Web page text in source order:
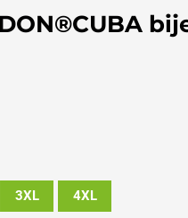
3XL 4XL